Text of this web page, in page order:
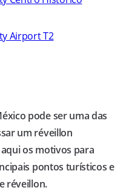
Airport T2
pode ser uma das
um réveillon
os motivos para
pontos turísticos e
réveillon.